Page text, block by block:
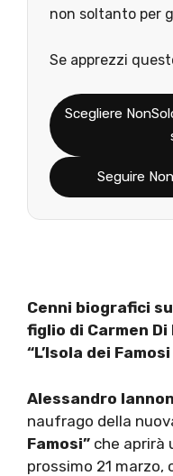
non soltanto per
Se apprezzi
Scegliere
Seguire
Cenni biografici
figlio di Carmen
“L’Isola dei
Alessandro
naufrago della
Famosi” che aprirà
prossimo 21 marzo,